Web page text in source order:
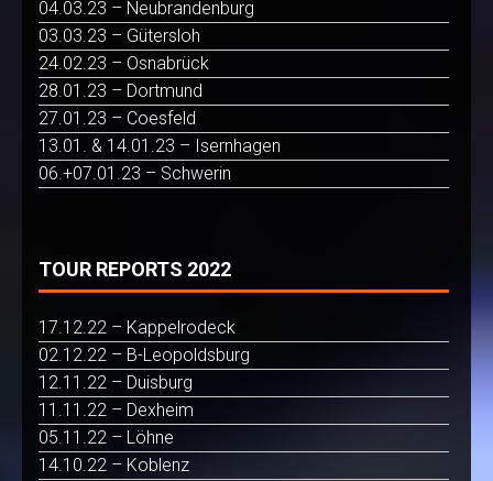
04.03.23 – Neubrandenburg
03.03.23 – Gütersloh
24.02.23 – Osnabrück
28.01.23 – Dortmund
27.01.23 – Coesfeld
13.01. & 14.01.23 – Isernhagen
06.+07.01.23 – Schwerin
TOUR REPORTS 2022
17.12.22 – Kappelrodeck
02.12.22 – B-Leopoldsburg
12.11.22 – Duisburg
11.11.22 – Dexheim
05.11.22 – Löhne
14.10.22 – Koblenz